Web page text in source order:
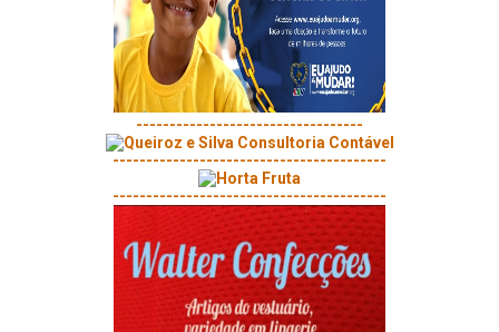
----------------------------------
-----------------------------------------
-----------------------------------------